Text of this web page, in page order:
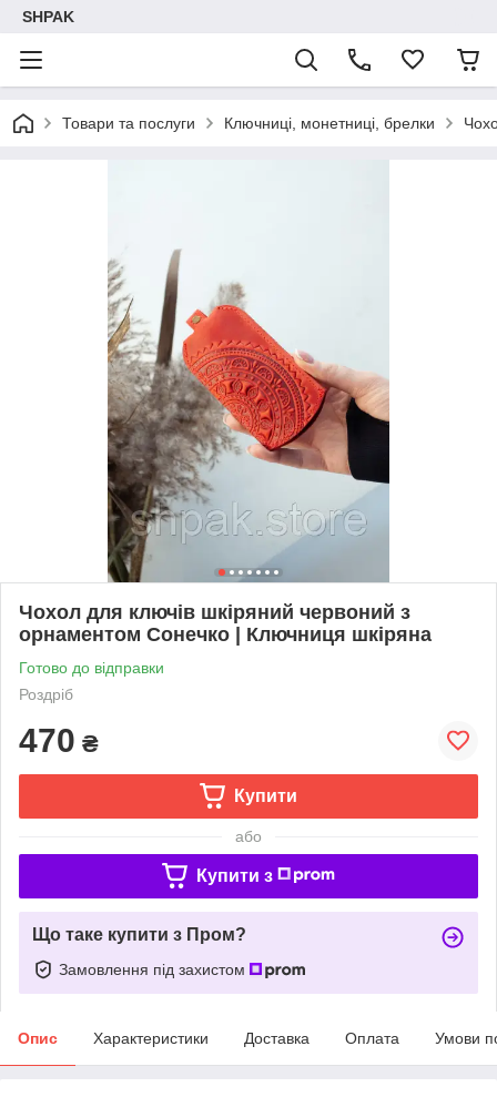
SHPAK
Товари та послуги Ключниці, монетниці, брелки
Чохол для ключів шкіряний червоний з
орнаментом Сонечко | Ключниця шкіряна
Готово до відправки
Роздріб
470 ₴
Купити
або
Купити з
Що таке купити з Пром?
Замовлення під захистом
Опис Характеристики Доставка Оплата Умови